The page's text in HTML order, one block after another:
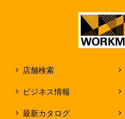
店舗検索
ビジネス情報
最新カタログ